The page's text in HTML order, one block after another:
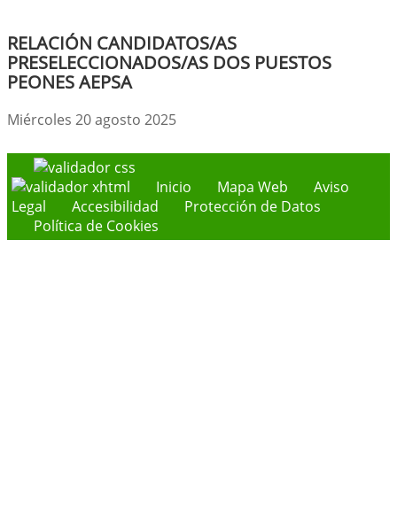
RELACIÓN CANDIDATOS/AS
PRESELECCIONADOS/AS DOS PUESTOS
PEONES AEPSA
Miércoles 20 agosto 2025
Inicio Mapa Web
Aviso
Legal
Accesibilidad
Protección de Datos
Política de Cookies